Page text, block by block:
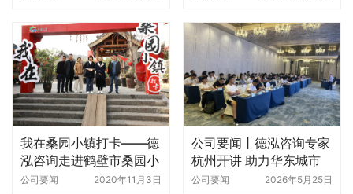
我在桑园小镇打卡——德
泓咨询走进鹤壁市桑园小
镇
公司要闻 2020年11月3日
公司要闻丨德泓咨询专家
杭州开讲 助力华东城市
更新高质量发展
公司要闻 2026年5月25日